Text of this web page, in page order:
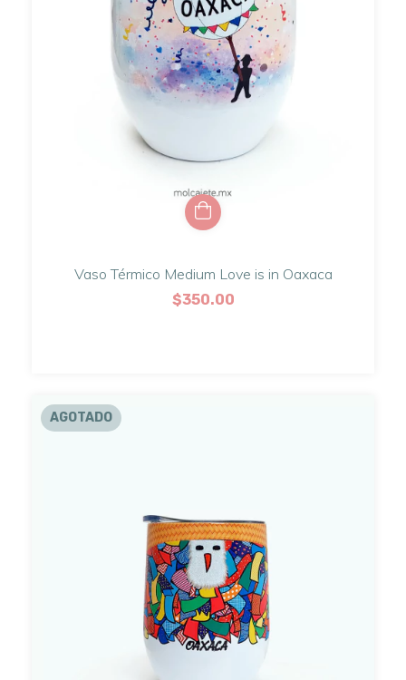
Vaso Térmico Medium Love is in Oaxaca
$350.00
AGOTADO